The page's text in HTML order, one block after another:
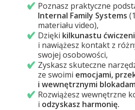
Poznasz praktyczne
Internal Family Systems
materiału video),
Dzięki kilkunastu
i nawiążesz kontakt z
swojej osobowości,
Zyskasz skuteczne
ze swoimi emocjami,
i wewnętrznymi
Rozwiążesz wewnętrzne
i odzyskasz harmonię.